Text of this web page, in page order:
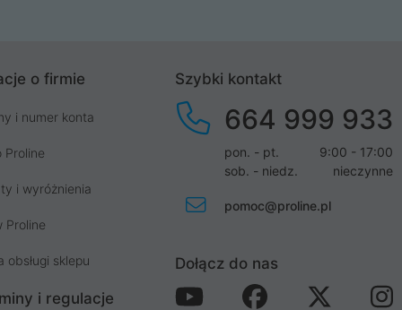
o firmie
i numer konta
Proline
i wyróżnienia
Proline
obsługi sklepu
i regulacje
Szybki kontakt
664 999 933
pon. - pt.
9:00 - 17:00
sob. - niedz.
nieczynne
pomoc@proline.pl
Dołącz do nas